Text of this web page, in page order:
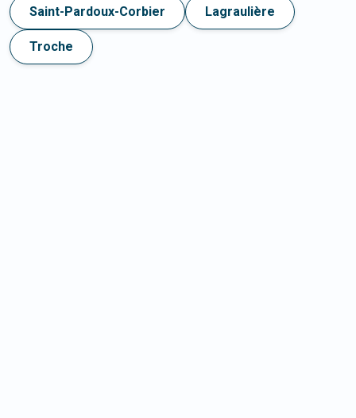
Saint-Pardoux-Corbier Lagraulière
Troche